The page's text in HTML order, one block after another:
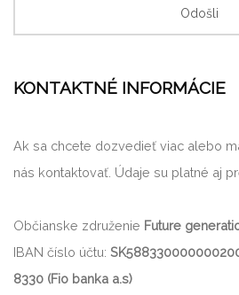
KONTAKTNÉ INFORMÁCIE
Ak sa chcete dozvedieť viac alebo
nás kontaktovať. Údaje su platné aj
Občianske združenie Future
IBAN číslo účtu:
8330 (Fio banka a.s)